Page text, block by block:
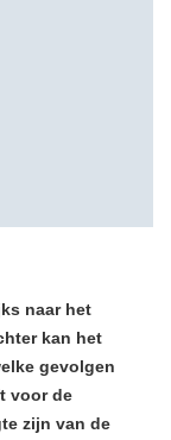
naar het
kan het
gevolgen
voor de
zijn van de